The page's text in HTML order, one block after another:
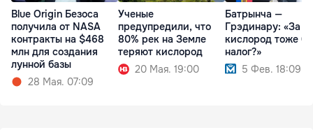
Blue Origin Безоса
получила от NASA
контракты на $468
млн для создания
лунной базы
28 Мая. 07:09
Ученые
предупредили, что
80% рек на Земле
теряют кислород
20 Мая. 19:00
Батрынча —
Грэдинару: «За
кислород тоже
налог?»
5 Фев. 18:09